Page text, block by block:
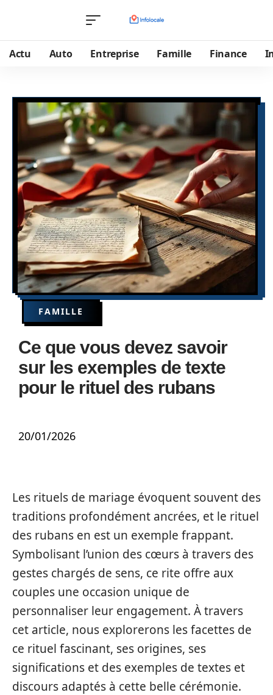
Actu Auto Entreprise Famille Finance
FAMILLE
Ce que vous devez savoir
sur les exemples de texte
pour le rituel des rubans
20/01/2026
Les rituels de mariage évoquent souvent des
traditions profondément ancrées, et le rituel
des rubans en est un exemple frappant.
Symbolisant l’union des cœurs à travers des
gestes chargés de sens, ce rite offre aux
couples une occasion unique de
personnaliser leur engagement. À travers
cet article, nous explorerons les facettes de
ce rituel fascinant, ses origines, ses
significations et des exemples de textes et
discours adaptés à cette belle cérémonie.